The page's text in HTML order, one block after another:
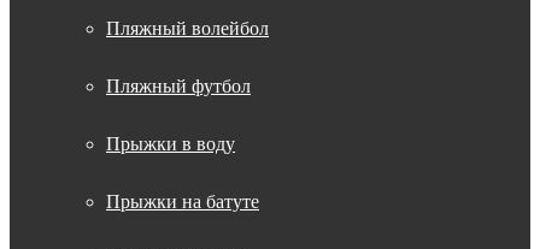
Пляжный волейбол
Пляжный футбол
Прыжки в воду
Прыжки на батуте